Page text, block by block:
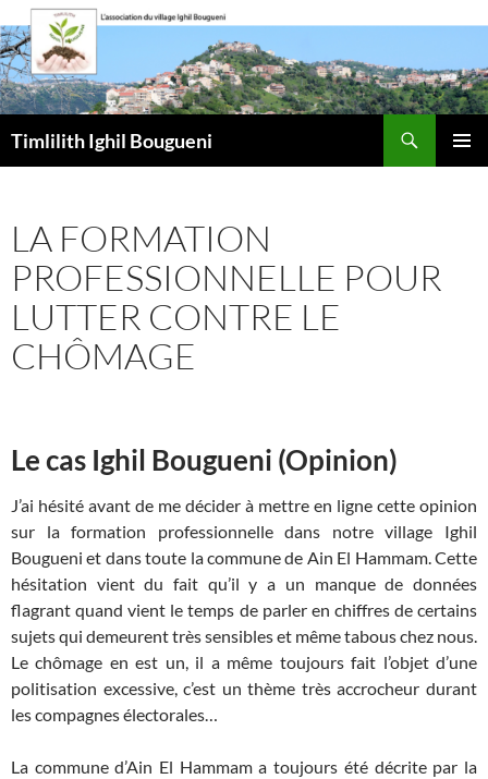
Aller
au
contenu
Timlilith Ighil Bougueni
LA FORMATION
PROFESSIONNELLE POUR
LUTTER CONTRE LE
CHÔMAGE
Le cas Ighil Bougueni (Opinion)
J’ai hésité avant de me décider à mettre en ligne cette opinion
sur la formation professionnelle dans notre village Ighil
Bougueni et dans toute la commune de Ain El Hammam. Cette
hésitation vient du fait qu’il y a un manque de données
flagrant quand vient le temps de parler en chiffres de certains
sujets qui demeurent très sensibles et même tabous chez nous.
Le chômage en est un, il a même toujours fait l’objet d’une
politisation excessive, c’est un thème très accrocheur durant
les compagnes électorales…
La commune d’Ain El Hammam a toujours été décrite par la